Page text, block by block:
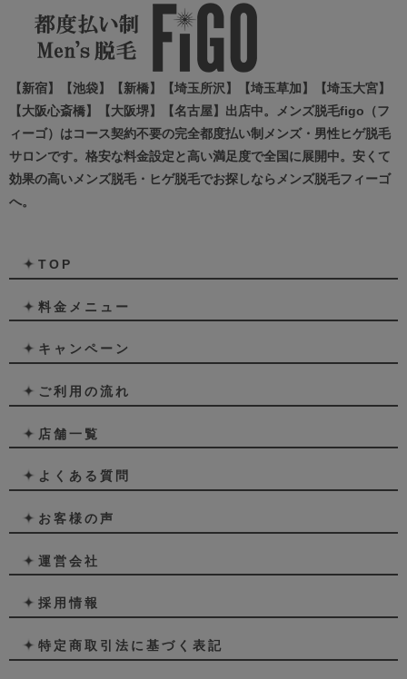
【新宿】【池袋】【新橋】【埼玉所沢】【埼玉草加】【埼玉大宮】
【大阪心斎橋】【大阪堺】【名古屋】出店中。メンズ脱毛figo（フ
ィーゴ）はコース契約不要の完全都度払い制メンズ・男性ヒゲ脱毛
サロンです。格安な料金設定と高い満足度で全国に展開中。安くて
効果の高いメンズ脱毛・ヒゲ脱毛でお探しならメンズ脱毛フィーゴ
へ。
TOP
料金メニュー
キャンペーン
ご利用の流れ
店舗一覧
よくある質問
お客様の声
運営会社
採用情報
特定商取引法に基づく表記